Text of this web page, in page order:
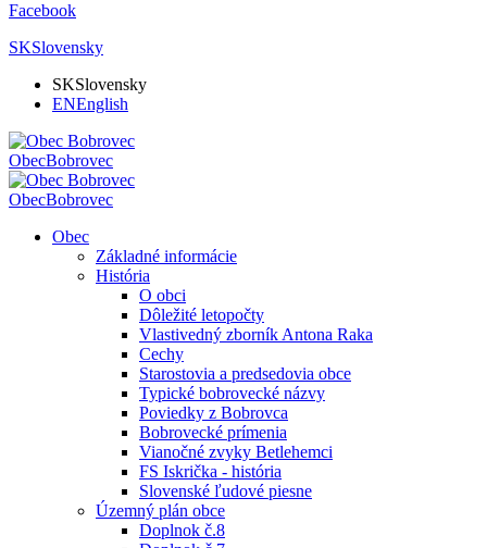
Facebook
SKSlovensky
SKSlovensky
ENEnglish
ObecBobrovec
ObecBobrovec
Obec
Základné informácie
História
O obci
Dôležité letopočty
Vlastivedný zborník Antona Raka
Cechy
Starostovia a predsedovia obce
Typické bobrovecké názvy
Poviedky z Bobrovca
Bobrovecké prímenia
Vianočné zvyky Betlehemci
FS Iskrička - história
Slovenské ľudové piesne
Územný plán obce
Doplnok č.8